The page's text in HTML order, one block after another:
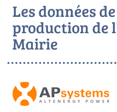
Les données
production de
Mairie